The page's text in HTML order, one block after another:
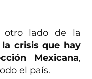
otro lado de la
la crisis que hay
Mexicana,
el país.